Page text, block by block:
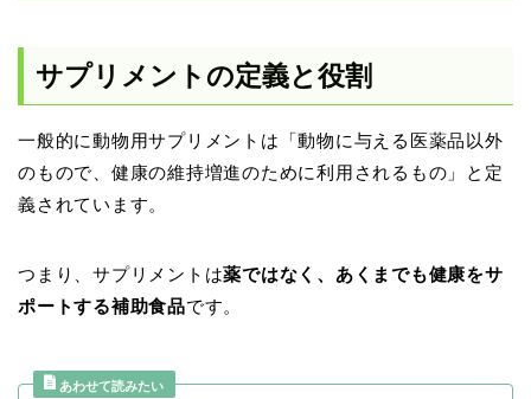
サプリメントの定義と役割
一般的に動物用サプリメントは「動物に与える医薬品以外
のもので、健康の維持増進のために利用されるもの」と定
義されています。
つまり、サプリメントは薬ではなく、あくまでも健康をサ
ポートする補助食品です。